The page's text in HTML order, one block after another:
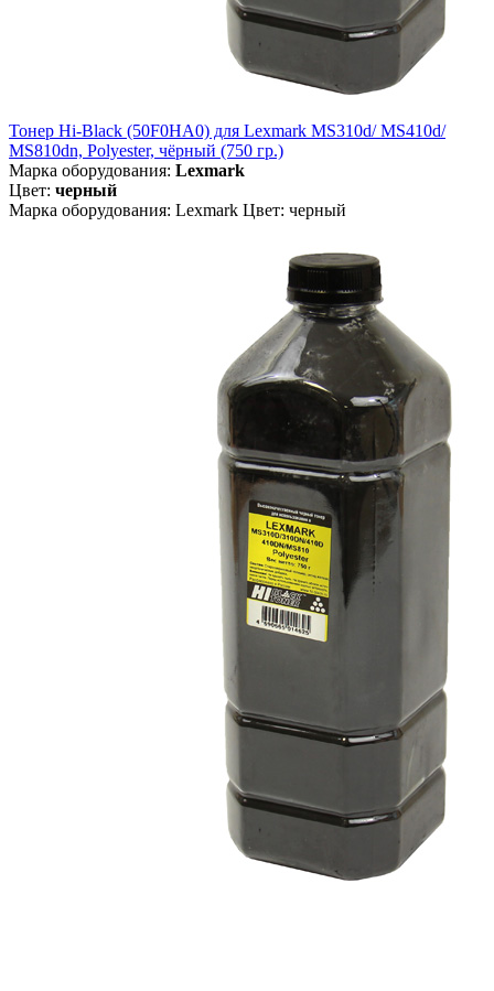
Тонер Hi-Black (50F0HA0) для Lexmark MS310d/ MS410d/
MS810dn, Polyester, чёрный (750 гр.)
Марка оборудования: Lexmark
Цвет: черный
Марка оборудования: Lexmark Цвет: черный